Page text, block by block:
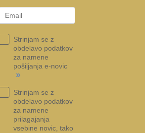
Strinjam se z
obdelavo podatkov
za namene
pošiljanja e-novic
»
Strinjam se z
obdelavo podatkov
za namene
prilagajanja
vsebine novic, tako